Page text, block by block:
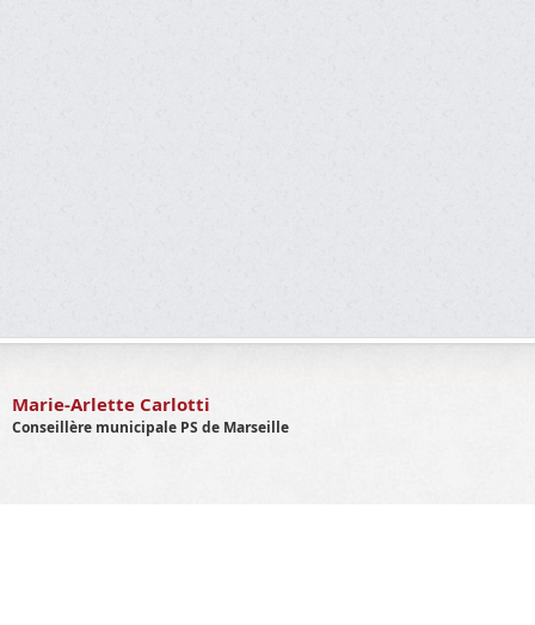
Marie-Arlette Carlotti
Conseillère municipale PS de Marseille